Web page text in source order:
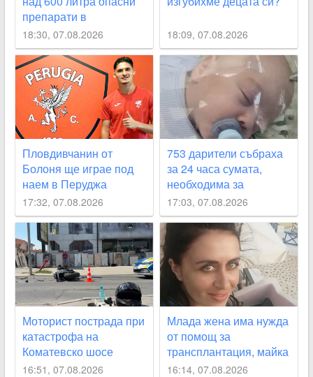
препарати в
Пловдивско
18:30, 07.08.2026 18:09, 07.08.2026
Пловдивчанин от
Болоня ще играе под
наем в Перуджа
17:32, 07.08.2026
753 дарители събраха
за 24 часа сумата,
необходима за
мъничкия Пепи
17:03, 07.08.2026
Моторист пострада при
катастрофа на
Коматевско шосе
16:51, 07.08.2026
Млада жена има нужда
от помощ за
трансплантация, майка
й ще й бъде донор
16:14, 07.08.2026